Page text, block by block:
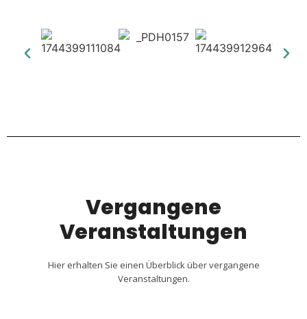
Vergangene
Veranstaltungen​
Hier erhalten Sie einen Überblick über vergangene
Veranstaltungen.